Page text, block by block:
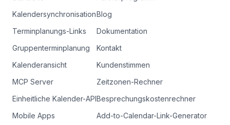
Kalendersynchronisation
Terminplanungs-Links
Gruppenterminplanung
Kalenderansicht
MCP Server
Einheitliche Kalender-API
Mobile Apps
Blog
Dokumentation
Kontakt
Kundenstimmen
Zeitzonen-Rechner
Besprechungskostenrechner
Add-to-Calendar-Link-Generator